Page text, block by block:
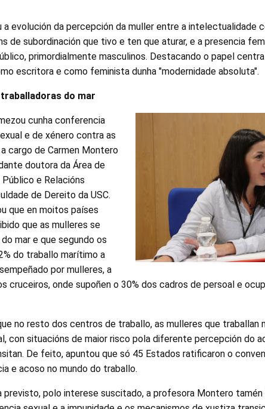
a evolución da percepción da muller entre a intelectualidade
de subordinación que tivo e ten que aturar, e a presencia
primordialmente masculinos. Destacando o papel
escritora e como feminista dunha "modernidade absoluta".
do mar
cunha conferencia
e de xénero contra as
cargo de Carmen Montero
doutora da Área de
e Relacións
de Dereito da USC.
que en moitos países
que as mulleres se
mar e que segundo os
do traballo marítimo a
por mulleres, a
cruceiros, onde supoñen o 30% dos cadros de persoal e
no resto dos centros de traballo, as mulleres que traballan
con situacións de maior risco pola diferente percepción do
De feito, apuntou que só 45 Estados ratificaron o
e acoso no mundo do traballo.
previsto, polo interese suscitado, a profesora Montero